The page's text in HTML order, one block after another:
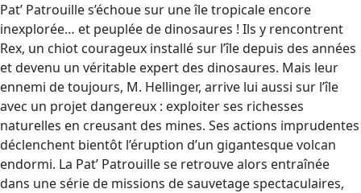
Pat’ Patrouille s’échoue sur une île tropicale encore
inexplorée… et peuplée de dinosaures ! Ils y rencontrent
Rex, un chiot courageux installé sur l’île depuis des années
et devenu un véritable expert des dinosaures. Mais leur
ennemi de toujours, M. Hellinger, arrive lui aussi sur l’île
avec un projet dangereux : exploiter ses richesses
naturelles en creusant des mines. Ses actions imprudentes
déclenchent bientôt l’éruption d’un gigantesque volcan
endormi. La Pat’ Patrouille se retrouve alors entraînée
dans une série de missions de sauvetage spectaculaires,